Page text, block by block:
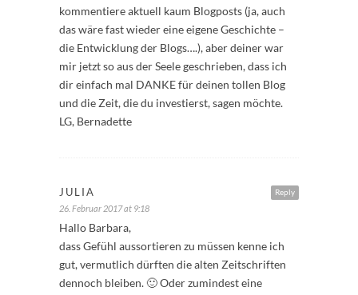
kommentiere aktuell kaum Blogposts (ja, auch
das wäre fast wieder eine eigene Geschichte –
die Entwicklung der Blogs….), aber deiner war
mir jetzt so aus der Seele geschrieben, dass ich
dir einfach mal DANKE für deinen tollen Blog
und die Zeit, die du investierst, sagen möchte.
LG, Bernadette
Reply
JULIA
26. Februar 2017 at 9:18
Hallo Barbara,
dass Gefühl aussortieren zu müssen kenne ich
gut, vermutlich dürften die alten Zeitschriften
dennoch bleiben. 🙂 Oder zumindest eine